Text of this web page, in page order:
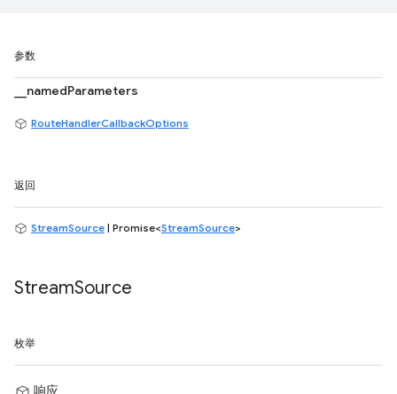
参数
__namedParameters
RouteHandlerCallbackOptions
返回
StreamSource | Promise<StreamSource>
StreamSource
枚举
响应